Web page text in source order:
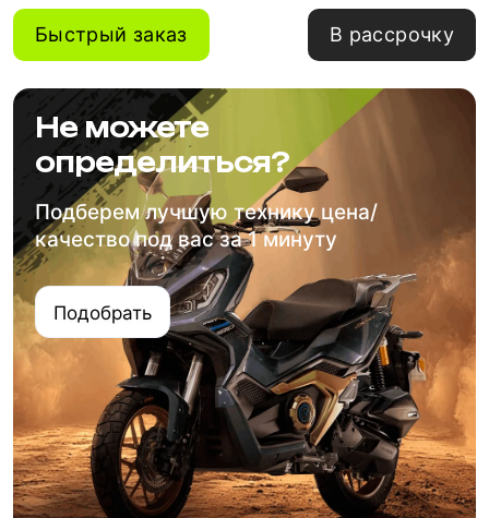
Быстрый заказ В рассрочку
Не можете
определиться?
Подберем лучшую технику цена/
качество под вас за 1 минуту
Подобрать